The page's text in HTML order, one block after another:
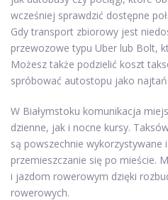
wcześniej sprawdzić dostępne
Gdy transport zbiorowy jest
przewozowe typu Uber lub Bolt,
Możesz także podzielić koszt
spróbować autostopu jako
W Białymstoku komunikacja
dzienne, jak i nocne kursy.
są powszechnie wykorzystywane
przemieszczanie się po mieście.
i jazdom rowerowym dzięki
rowerowych.